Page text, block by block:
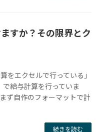
すか？その限界とク
をエクセルで行っている」
給与計算を行っていま
ず自作のフォーマットで計
続きを読む